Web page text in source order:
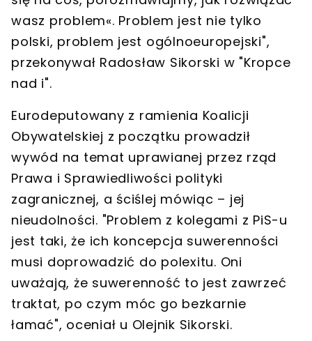
wasz problem«. Problem jest nie tylko
polski, problem jest ogólnoeuropejski",
przekonywał Radosław Sikorski w "Kropce
nad i".
Eurodeputowany z ramienia Koalicji
Obywatelskiej z początku prowadził
wywód na temat uprawianej przez rząd
Prawa i Sprawiedliwości polityki
zagranicznej, a ściślej mówiąc – jej
nieudolności. "Problem z kolegami z PiS-u
jest taki, że ich koncepcja suwerenności
musi doprowadzić do polexitu. Oni
uważają, że suwerenność to jest zawrzeć
traktat, po czym móc go bezkarnie
łamać", oceniał u Olejnik Sikorski.